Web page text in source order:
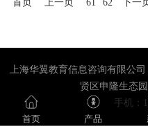
首页 上一页 61 62 下一
上海华翼教育信息咨询有限公
贤区申隆生态
手机：
首页 产品